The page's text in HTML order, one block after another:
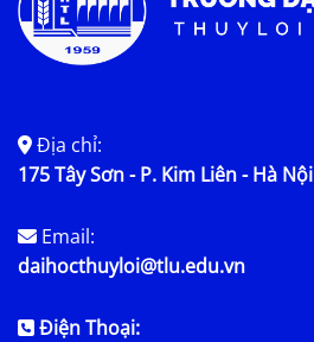
Địa chỉ:
175 Tây Sơn - P. Kim Liên - Hà Nội
Email:
daihocthuyloi@tlu.edu.vn
Điện Thoại: